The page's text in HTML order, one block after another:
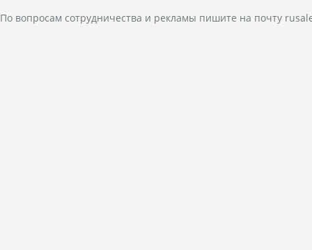
По вопросам сотрудничества и рекламы пишите на почту